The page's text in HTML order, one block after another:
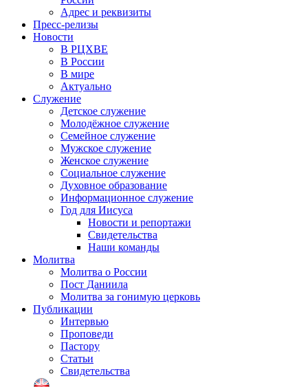
Адрес и реквизиты
Пресс-релизы
Новости
В РЦХВЕ
В России
В мире
Актуально
Служение
Детское служение
Молодёжное служение
Семейное служение
Мужское служение
Женское служение
Социальное служение
Духовное образование
Информационное служение
Год для Иисуса
Новости и репортажи
Свидетельства
Наши команды
Молитва
Молитва о России
Пост Даниила
Молитва за гонимую церковь
Публикации
Интервью
Проповеди
Пастору
Статьи
Свидетельства